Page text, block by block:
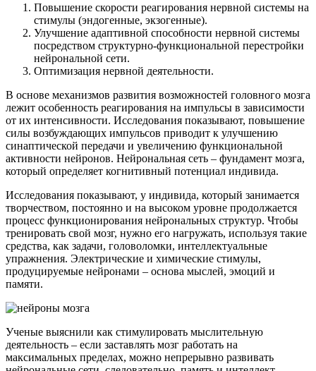
Повышение скорости реагирования нервной системы на
стимулы (эндогенные, экзогенные).
Улучшение адаптивной способности нервной системы
посредством структурно-функциональной перестройки
нейрональной сети.
Оптимизация нервной деятельности.
В основе механизмов развития возможностей головного мозга
лежит особенность реагирования на импульсы в зависимости
от их интенсивности. Исследования показывают, повышение
силы возбуждающих импульсов приводит к улучшению
синаптической передачи и увеличению функциональной
активности нейронов. Нейрональная сеть – фундамент мозга,
который определяет когнитивный потенциал индивида.
Исследования показывают, у индивида, который занимается
творчеством, постоянно и на высоком уровне продолжается
процесс функционирования нейрональных структур. Чтобы
тренировать свой мозг, нужно его нагружать, используя такие
средства, как задачи, головоломки, интеллектуальные
упражнения. Электрические и химические стимулы,
продуцируемые нейронами – основа мыслей, эмоций и
памяти.
Ученые выяснили как стимулировать мыслительную
деятельность – если заставлять мозг работать на
максимальных пределах, можно непрерывно развивать